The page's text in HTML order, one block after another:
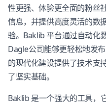
性更强、体验更全面的粉丝
信息，并提供高度灵活的数
验。Baklib 平台通过自动化
Dagle公司能够更轻松地发
的现代化建设提供了技术支
了坚实基础。
Baklib 是一个强大的工具，